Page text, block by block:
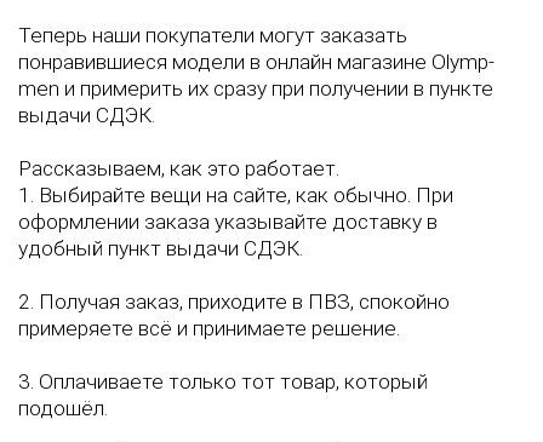
Теперь наши покупатели могут заказать
понравившиеся модели в онлайн магазине Olymp-
men и примерить их сразу при получении в пункте
выдачи СДЭК.
Рассказываем, как это работает.
1. Выбирайте вещи на сайте, как обычно. При
оформлении заказа указывайте доставку в
удобный пункт выдачи СДЭК.
2. Получая заказ, приходите в ПВЗ, спокойно
примеряете всё и принимаете решение.
3. Оплачиваете только тот товар, который
подошёл.